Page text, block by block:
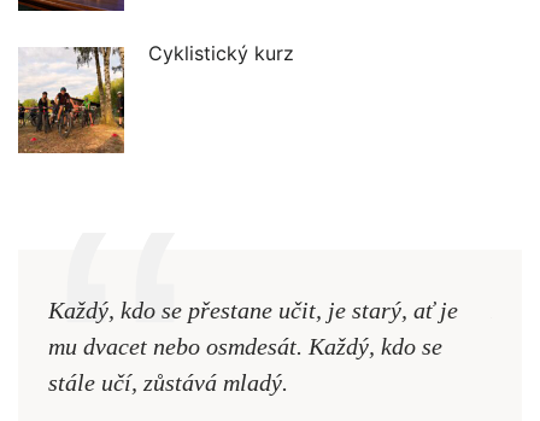
Cyklistický kurz
Každý, kdo se přestane učit, je starý, ať je
mu dvacet nebo osmdesát. Každý, kdo se
stále učí, zůstává mladý.